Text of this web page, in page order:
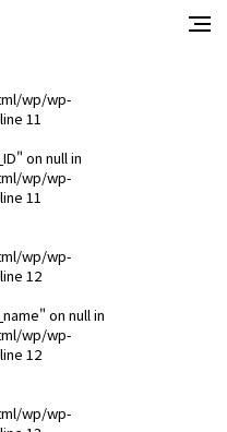
wp/wp-
11
on null in
wp/wp-
11
wp/wp-
12
on null in
wp/wp-
12
wp/wp-